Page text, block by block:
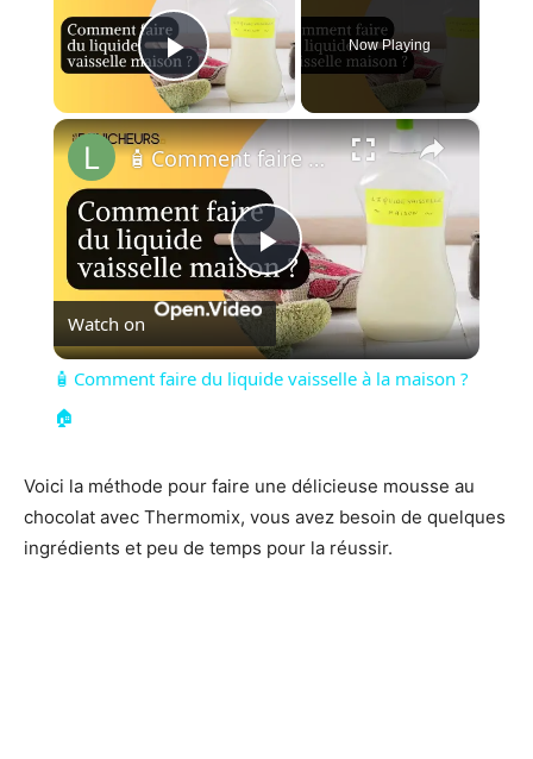
Play Video
Now Playing
×
Play
Video
🧴 Comment faire du liquide vaisselle à la maison ?🏠
Watch on
🧴 Comment faire du liquide vaisselle à la maison ?
🏠
Voici la méthode pour faire une délicieuse mousse au
chocolat avec Thermomix, vous avez besoin de quelques
ingrédients et peu de temps pour la réussir.